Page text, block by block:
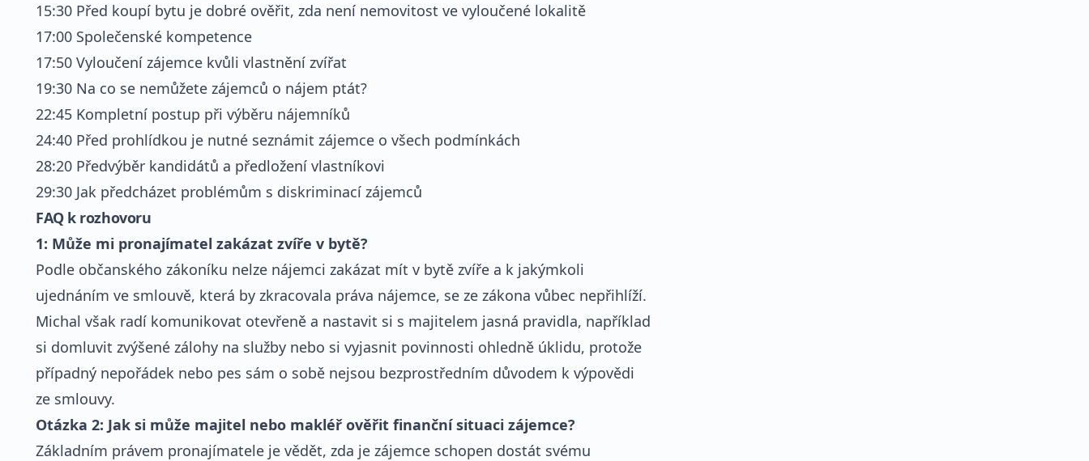
15:30 Před koupí bytu je dobré ověřit, zda není nemovitost ve vyloučené lokalitě
17:00 Společenské kompetence
17:50 Vyloučení zájemce kvůli vlastnění zvířat
19:30 Na co se nemůžete zájemců o nájem ptát?
22:45 Kompletní postup při výběru nájemníků
24:40 Před prohlídkou je nutné seznámit zájemce o všech podmínkách
28:20 Předvýběr kandidátů a předložení vlastníkovi
29:30 Jak předcházet problémům s diskriminací zájemců
FAQ k rozhovoru
1: Může mi pronajímatel zakázat zvíře v bytě?
Podle občanského zákoníku nelze nájemci zakázat mít v bytě zvíře a k jakýmkoli
ujednáním ve smlouvě, která by zkracovala práva nájemce, se ze zákona vůbec nepřihlíží.
Michal však radí komunikovat otevřeně a nastavit si s majitelem jasná pravidla, například
si domluvit zvýšené zálohy na služby nebo si vyjasnit povinnosti ohledně úklidu, protože
případný nepořádek nebo pes sám o sobě nejsou bezprostředním důvodem k výpovědi
ze smlouvy.
Otázka 2: Jak si může majitel nebo makléř ověřit finanční situaci zájemce?
Základním právem pronajímatele je vědět, zda je zájemce schopen dostát svému